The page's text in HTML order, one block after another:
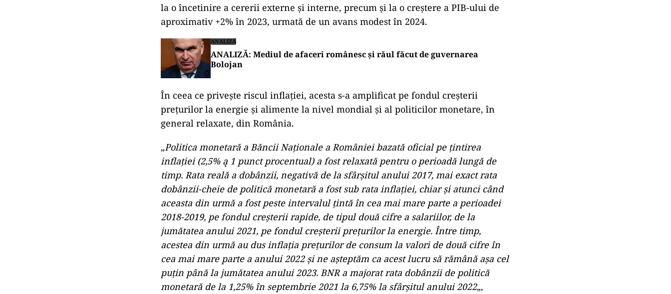
la o încetinire a cererii externe şi interne, precum şi la o creştere a PIB-ului de
aproximativ +2% în 2023, urmată de un avans modest în 2024.
ANALIZĂ
ANALIZĂ: Mediul de afaceri românesc și răul făcut de guvernarea
Bolojan
În ceea ce priveşte riscul inflaţiei, acesta s-a amplificat pe fondul creşterii
preţurilor la energie şi alimente la nivel mondial şi al politicilor monetare, în
general relaxate, din România.
„Politica monetară a Băncii Naţionale a României bazată oficial pe ţintirea
inflaţiei (2,5% ą 1 punct procentual) a fost relaxată pentru o perioadă lungă de
timp. Rata reală a dobânzii, negativă de la sfârşitul anului 2017, mai exact rata
dobânzii-cheie de politică monetară a fost sub rata inflaţiei, chiar şi atunci când
aceasta din urmă a fost peste intervalul ţintă în cea mai mare parte a perioadei
2018-2019, pe fondul creşterii rapide, de tipul două cifre a salariilor, de la
jumătatea anului 2021, pe fondul creşterii preţurilor la energie. Între timp,
acestea din urmă au dus inflaţia preţurilor de consum la valori de două cifre în
cea mai mare parte a anului 2022 şi ne aşteptăm ca acest lucru să rămână aşa cel
puţin până la jumătatea anului 2023. BNR a majorat rata dobânzii de politică
monetară de la 1,25% în septembrie 2021 la 6,75% la sfârşitul anului 2022„,